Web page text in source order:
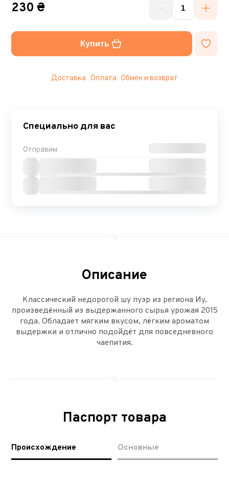
230 ₴
Купить
Доставка Оплата Обмен и возврат
Специально для вас
Отправим
Описание
Классический недорогой шу пуэр из региона Иу,
произведённый из выдержанного сырья урожая 2015
года. Обладает мягким вкусом, лёгким ароматом
выдержки и отлично подойдёт для повседневного
чаепития.
Паспорт товара
Происхождение Основные